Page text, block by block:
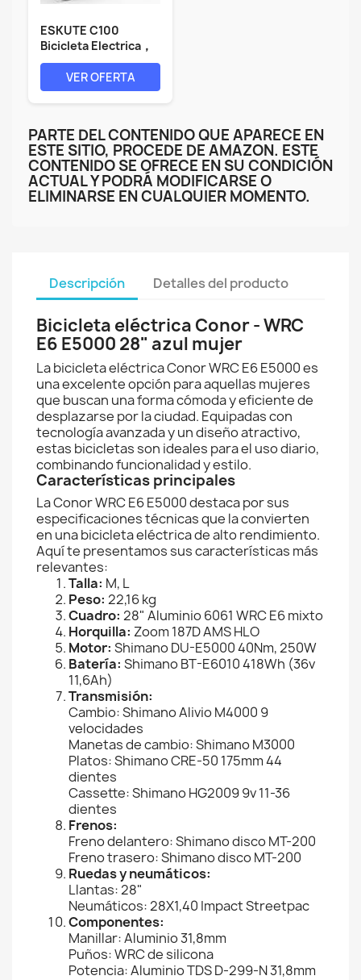
ESKUTE C100
Bicicleta Electrica，
26 Pulgadas E...
VER OFERTA
PARTE DEL CONTENIDO QUE APARECE EN
ESTE SITIO, PROCEDE DE AMAZON. ESTE
CONTENIDO SE OFRECE EN SU CONDICIÓN
ACTUAL Y PODRÁ MODIFICARSE O
ELIMINARSE EN CUALQUIER MOMENTO.
Descripción Detalles del producto
Bicicleta eléctrica Conor - WRC
E6 E5000 28" azul mujer
La bicicleta eléctrica Conor WRC E6 E5000 es
una excelente opción para aquellas mujeres
que buscan una forma cómoda y eficiente de
desplazarse por la ciudad. Equipadas con
tecnología avanzada y un diseño atractivo,
estas bicicletas son ideales para el uso diario,
combinando funcionalidad y estilo.
Características principales
La Conor WRC E6 E5000 destaca por sus
especificaciones técnicas que la convierten
en una bicicleta eléctrica de alto rendimiento.
Aquí te presentamos sus características más
relevantes:
Talla: M, L
Peso: 22,16 kg
Cuadro: 28" Aluminio 6061 WRC E6 mixto
Horquilla: Zoom 187D AMS HLO
Motor: Shimano DU-E5000 40Nm, 250W
Batería: Shimano BT-E6010 418Wh (36v
11,6Ah)
Transmisión:
Cambio: Shimano Alivio M4000 9
velocidades
Manetas de cambio: Shimano M3000
Platos: Shimano CRE-50 175mm 44
dientes
Cassette: Shimano HG2009 9v 11-36
dientes
Frenos:
Freno delantero: Shimano disco MT-200
Freno trasero: Shimano disco MT-200
Ruedas y neumáticos:
Llantas: 28"
Neumáticos: 28X1,40 Impact Streetpac
Componentes:
Manillar: Aluminio 31,8mm
Puños: WRC de silicona
Potencia: Aluminio TDS D-299-N 31,8mm